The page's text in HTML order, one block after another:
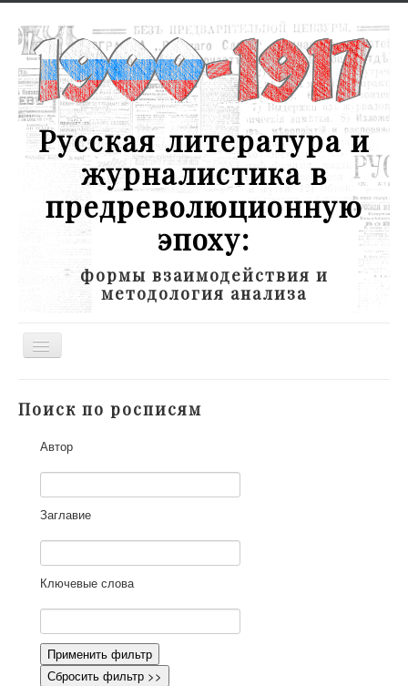
Русская литература и
журналистика в
предреволюционную
эпоху:
формы взаимодействия и
методология анализа
Toggle
Участники
Научная работа
Как работать с сайтом
Контакты
Поиск по росписям
Автор
Заглавие
Ключевые слова
Применить фильтр
Сбросить фильтр >>